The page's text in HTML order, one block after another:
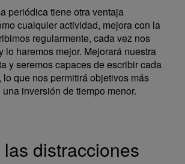
periódica tiene otra ventaja
cualquier actividad, mejora con la
regularmente, cada vez nos
lo haremos mejor. Mejorará nuestra
y seremos capaces de escribir cada
lo que nos permitirá objetivos más
inversión de tiempo menor.
distracciones